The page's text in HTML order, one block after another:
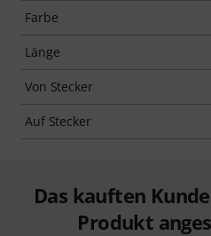
Farbe
Länge
Von Stecker
Auf Stecker
Das kauften
Produkt